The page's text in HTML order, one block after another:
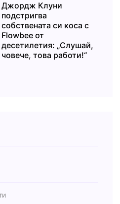
Джордж Клуни
подстригва
собствената си коса с
Flowbee от
десетилетия: „Слушай,
човече, това работи!“